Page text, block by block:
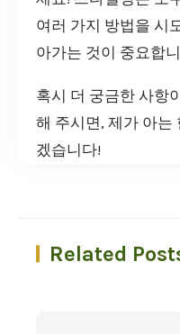
여러 가지 방법을 시
아가는 것이 중요합
혹시 더 궁금한 사항
해 주시면, 제가 아는
겠습니다!
Related